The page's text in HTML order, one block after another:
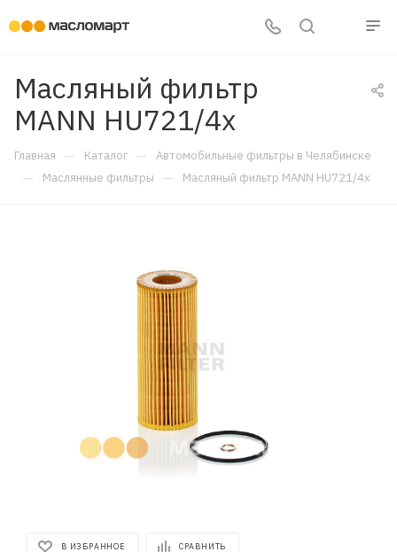
Масляный фильтр
MANN HU721/4x
Главная — Каталог — Автомобильные фильтры в Челябинске
— Маслянные фильтры — Масляный фильтр MANN HU721/4x
В ИЗБРАННОЕ СРАВНИТЬ